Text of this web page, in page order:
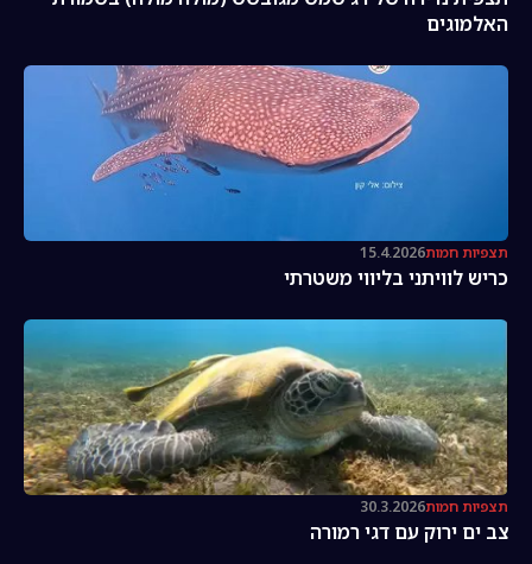
האלמוגים
תצפיות חמות15.4.2026
כריש לוויתני בליווי משטרתי
תצפיות חמות30.3.2026
צב ים ירוק עם דגי רמורה